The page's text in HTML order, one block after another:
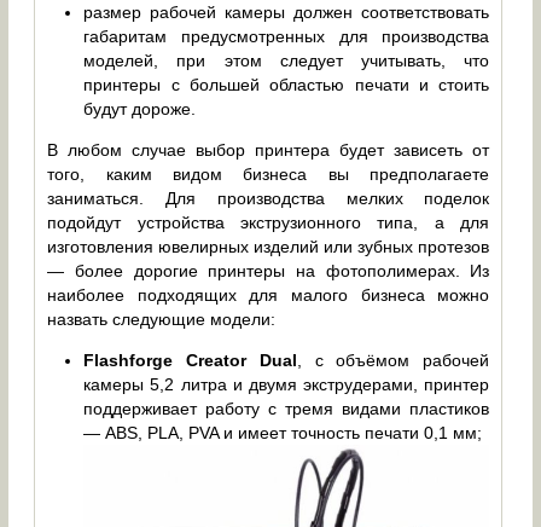
размер рабочей камеры должен соответствовать
габаритам предусмотренных для производства
моделей, при этом следует учитывать, что
принтеры с большей областью печати и стоить
будут дороже.
В любом случае выбор принтера будет зависеть от
того, каким видом бизнеса вы предполагаете
заниматься. Для производства мелких поделок
подойдут устройства экструзионного типа, а для
изготовления ювелирных изделий или зубных протезов
— более дорогие принтеры на фотополимерах. Из
наиболее подходящих для малого бизнеса можно
назвать следующие модели:
Flashforge Creator Dual, с объёмом рабочей
камеры 5,2 литра и двумя экструдерами, принтер
поддерживает работу с тремя видами пластиков
— ABS, PLA, PVA и имеет точность печати 0,1 мм;